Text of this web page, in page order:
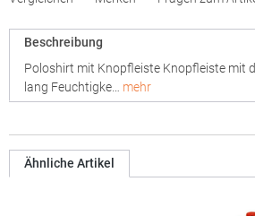
Beschreibung
Poloshirt mit Knopfleiste Knopfleiste mit
lang Feuchtigke… mehr
Ähnliche Artikel